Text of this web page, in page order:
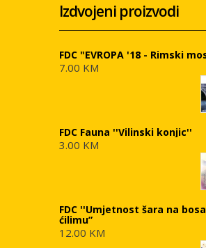
Izdvojeni proizvodi
FDC "EVROPA '18 - Rimski
7.00 KM
FDC Fauna ''Vilinski konjic''
3.00 KM
FDC ''Umjetnost šara na
ćilimu”
12.00 KM